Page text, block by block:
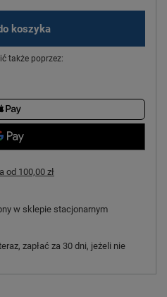
koszyka
także poprzez:
od 100,00 zł
w sklepie stacjonarnym
zapłać za 30 dni, jeżeli nie